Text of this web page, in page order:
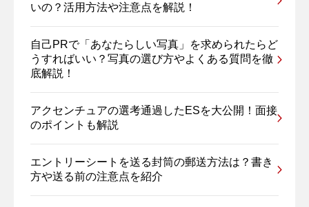
いの？活用方法や注意点を解説！
自己PRで「あなたらしい写真」を求められたらど
うすればいい？写真の選び方やよくある質問を徹
底解説！
アクセンチュアの選考通過したESを大公開！面接
のポイントも解説
エントリーシートを送る封筒の郵送方法は？書き
方や送る前の注意点を紹介